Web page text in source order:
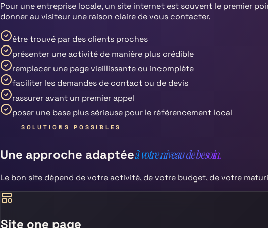
Pour une entreprise locale, un site internet est souvent le premier
donner au visiteur une raison claire de vous contacter.
être trouvé par des clients proches
présenter une activité de manière plus crédible
remplacer une page vieillissante ou incomplète
faciliter les demandes de contact ou de devis
rassurer avant un premier appel
poser une base plus sérieuse pour le référencement local
SOLUTIONS POSSIBLES
Une approche adaptéeà votre niveau de besoin.
Le bon site dépend de votre activité, de votre budget, de votre
Site one page